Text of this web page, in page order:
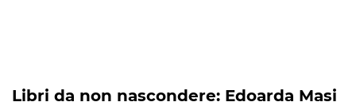
Libri da non nascondere: Edoarda Masi